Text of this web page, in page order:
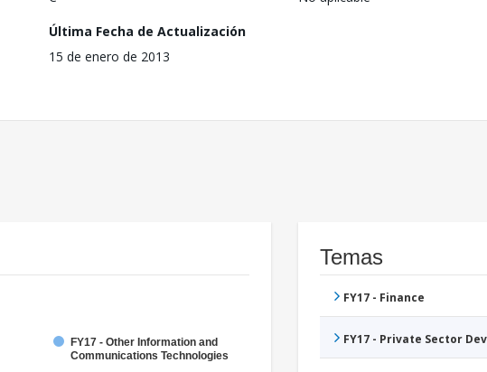
Última Fecha de Actualización
15 de enero de 2013
FY17 - Other Information and
Communications Technologies
Temas
FY17 - Finance
FY17 - Private Sector